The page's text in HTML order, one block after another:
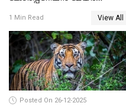
ഹൈക്കോടതിയിലേക്ക്;
സത്യപ്രതിജ്ഞ ചടങ്ങില്‍
ചട്ടലംഘനമെന്ന് പാർട്ടി
1 Min Read View All
Posted On 26-12-2025